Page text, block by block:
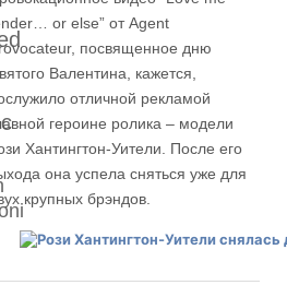
or else” от Agent
посвященное дню
Валентина, кажется,
отличной рекламой
героине ролика – модели
Хантингтон-Уители. После его
она успела сняться уже для
крупных брэндов.